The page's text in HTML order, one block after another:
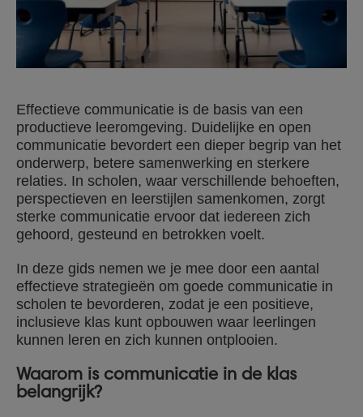
Effectieve communicatie is de basis van een
productieve leeromgeving. Duidelijke en open
communicatie bevordert een dieper begrip van het
onderwerp, betere samenwerking en sterkere
relaties. In scholen, waar verschillende behoeften,
perspectieven en leerstijlen samenkomen, zorgt
sterke communicatie ervoor dat iedereen zich
gehoord, gesteund en betrokken voelt.
In deze gids nemen we je mee door een aantal
effectieve strategieën om goede communicatie in
scholen te bevorderen, zodat je een positieve,
inclusieve klas kunt opbouwen waar leerlingen
kunnen leren en zich kunnen ontplooien.
Waarom is communicatie in de klas
belangrijk?